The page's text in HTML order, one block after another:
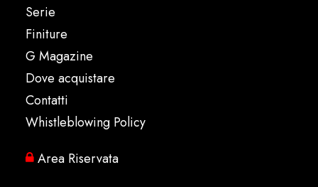
Serie
Finiture
G Magazine
Dove acquistare
Contatti
Whistleblowing Policy
Area Riservata